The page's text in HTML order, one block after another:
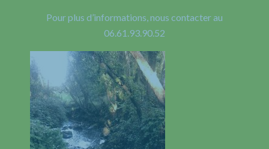
Pour plus d’informations, nous contacter au
06.61.93.90.52